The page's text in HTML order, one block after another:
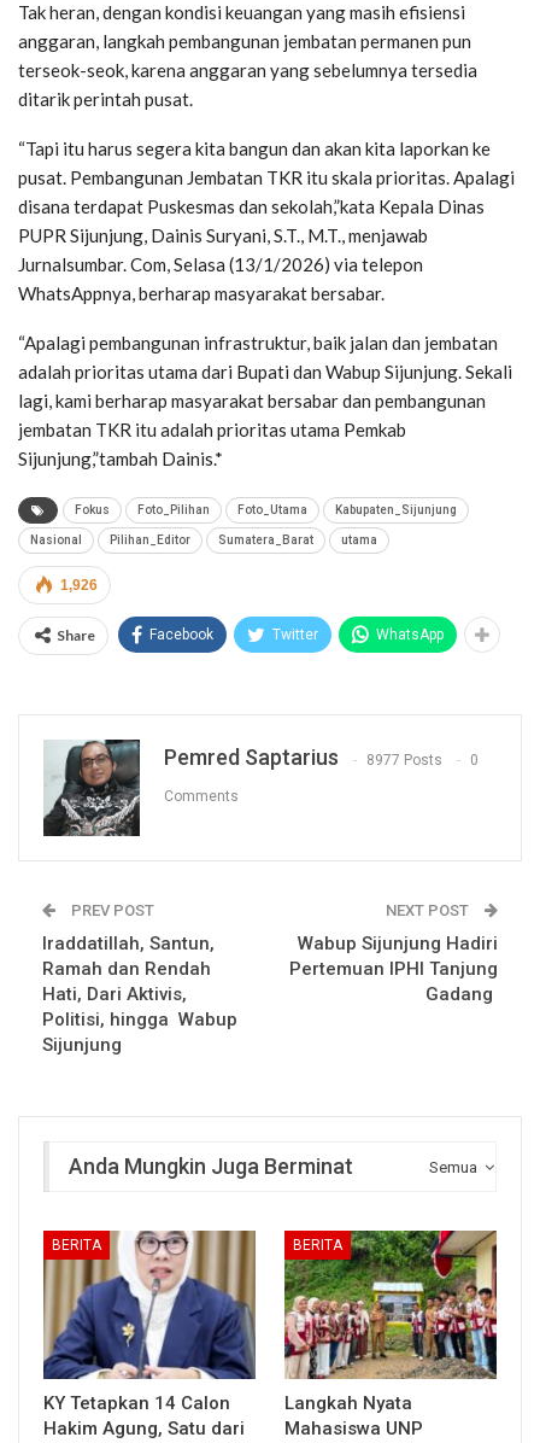
Tak heran, dengan kondisi keuangan yang masih efisiensi
anggaran, langkah pembangunan jembatan permanen pun
terseok-seok, karena anggaran yang sebelumnya tersedia
ditarik perintah pusat.
“Tapi itu harus segera kita bangun dan akan kita laporkan ke
pusat. Pembangunan Jembatan TKR itu skala prioritas. Apalagi
disana terdapat Puskesmas dan sekolah,”kata Kepala Dinas
PUPR Sijunjung, Dainis Suryani, S.T., M.T., menjawab
Jurnalsumbar. Com, Selasa (13/1/2026) via telepon
WhatsAppnya, berharap masyarakat bersabar.
“Apalagi pembangunan infrastruktur, baik jalan dan jembatan
adalah prioritas utama dari Bupati dan Wabup Sijunjung. Sekali
lagi, kami berharap masyarakat bersabar dan pembangunan
jembatan TKR itu adalah prioritas utama Pemkab
Sijunjung,”tambah Dainis.*
Fokus Foto_Pilihan Foto_Utama Kabupaten_Sijunjung
Nasional Pilihan_Editor Sumatera_Barat utama
1,926
Share Facebook Twitter WhatsApp
Pemred Saptarius 8977 Posts 0
Comments
PREV POST
Iraddatillah, Santun,
Ramah dan Rendah
Hati, Dari Aktivis,
Politisi, hingga Wabup
Sijunjung
NEXT POST
Wabup Sijunjung Hadiri
Pertemuan IPHI Tanjung
Gadang
Semua
Anda Mungkin Juga Berminat
BERITA
KY Tetapkan 14 Calon
Hakim Agung, Satu dari
BERITA
Langkah Nyata
Mahasiswa UNP